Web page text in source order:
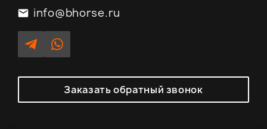
info@bhorse.ru
Заказать обратный звонок